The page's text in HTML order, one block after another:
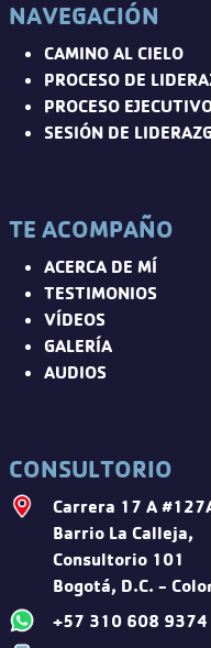
NAVEGACIÓN
CAMINO AL CIELO
PROCESO DE
PROCESO
SESIÓN DE
TE ACOMPAÑO
ACERCA DE MÍ
TESTIMONIOS
VÍDEOS
GALERÍA
AUDIOS
CONSULTORIO
Carrera 17 A
Barrio La Calleja,
Consultorio 101
Bogotá, D.C. -
+57 310 608 9374